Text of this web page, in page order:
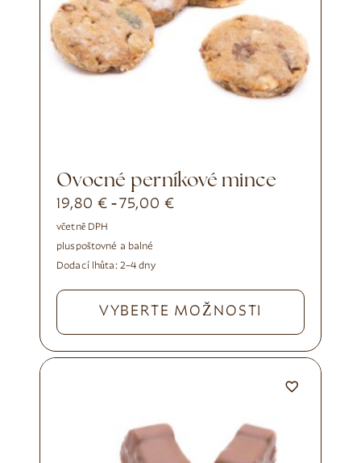
Ovocné perníkové mince
19,80 € -75,00€
včetně DPH
pluspoštovné a balné
Dodací lhůta: 2–4 dny
VYBERTE MOŽNOSTI